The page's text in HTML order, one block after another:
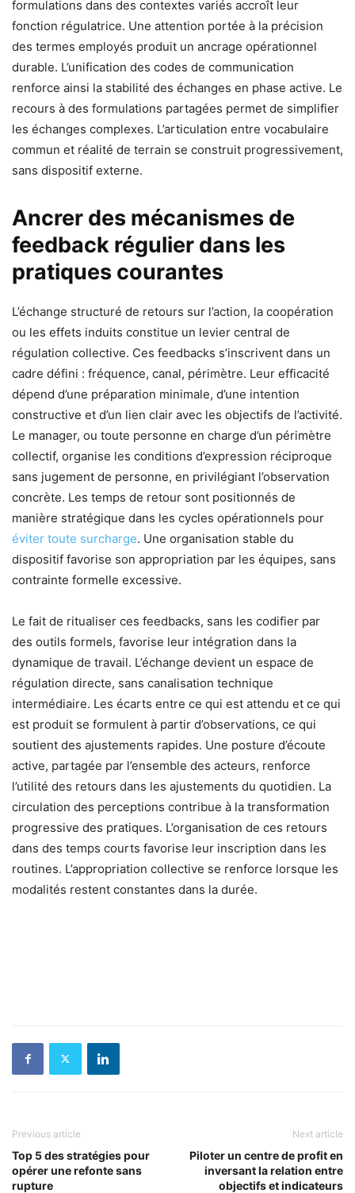
formulations dans des contextes variés accroît leur
fonction régulatrice. Une attention portée à la précision
des termes employés produit un ancrage opérationnel
durable. L’unification des codes de communication
renforce ainsi la stabilité des échanges en phase active. Le
recours à des formulations partagées permet de simplifier
les échanges complexes. L’articulation entre vocabulaire
commun et réalité de terrain se construit progressivement,
sans dispositif externe.
Ancrer des mécanismes de
feedback régulier dans les
pratiques courantes
L’échange structuré de retours sur l’action, la coopération
ou les effets induits constitue un levier central de
régulation collective. Ces feedbacks s’inscrivent dans un
cadre défini : fréquence, canal, périmètre. Leur efficacité
dépend d’une préparation minimale, d’une intention
constructive et d’un lien clair avec les objectifs de l’activité.
Le manager, ou toute personne en charge d’un périmètre
collectif, organise les conditions d’expression réciproque
sans jugement de personne, en privilégiant l’observation
concrète. Les temps de retour sont positionnés de
manière stratégique dans les cycles opérationnels pour
éviter toute surcharge. Une organisation stable du
dispositif favorise son appropriation par les équipes, sans
contrainte formelle excessive.
Le fait de ritualiser ces feedbacks, sans les codifier par
des outils formels, favorise leur intégration dans la
dynamique de travail. L’échange devient un espace de
régulation directe, sans canalisation technique
intermédiaire. Les écarts entre ce qui est attendu et ce qui
est produit se formulent à partir d’observations, ce qui
soutient des ajustements rapides. Une posture d’écoute
active, partagée par l’ensemble des acteurs, renforce
l’utilité des retours dans les ajustements du quotidien. La
circulation des perceptions contribue à la transformation
progressive des pratiques. L’organisation de ces retours
dans des temps courts favorise leur inscription dans les
routines. L’appropriation collective se renforce lorsque les
modalités restent constantes dans la durée.
Previous article
Top 5 des stratégies pour
opérer une refonte sans
rupture
Next article
Piloter un centre de profit en
inversant la relation entre
objectifs et indicateurs